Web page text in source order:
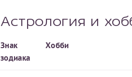
Астрология и
Знак
зодиака
Хобби
За год/годы
2022